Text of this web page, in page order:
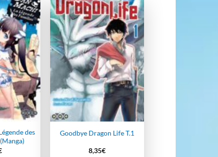
Ajouter
à la
wishlist
des
Ajouter
à la
wishlist
Goodbye Dragon Life T.1
8,35€